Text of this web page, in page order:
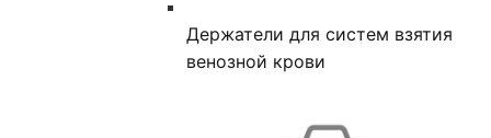
Держатели для систем взятия
венозной крови